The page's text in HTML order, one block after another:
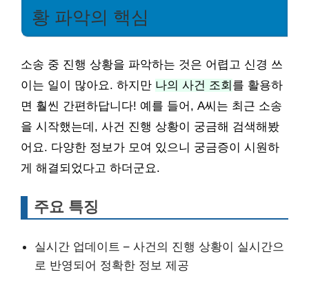
황 파악의 핵심
소송 중 진행 상황을 파악하는 것은 어렵고 신경 쓰
이는 일이 많아요. 하지만 나의 사건 조회 를 활용하
면 훨씬 간편하답니다! 예를 들어, A씨는 최근 소송
을 시작했는데, 사건 진행 상황이 궁금해 검색해봤
어요. 다양한 정보가 모여 있으니 궁금증이 시원하
게 해결되었다고 하더군요.
주요 특징
실시간 업데이트 – 사건의 진행 상황이 실시간으
로 반영되어 정확한 정보 제공